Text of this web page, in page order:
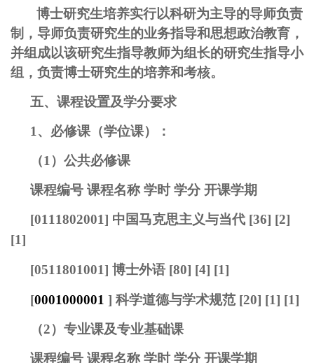
博士研究生培养实行以科研为主导的导师负责
制，导师负责研究生的业务指导和思想政治教育，
并组成以该研究生指导教师为组长的研究生指导小
组，负责博士研究生的培养和考核。
五、课程设置及学分要求
1、必修课（学位课）：
（1）公共必修课
课程编号 课程名称 学时 学分 开课学期
[0111802001] 中国马克思主义与当代 [36] [2]
[1]
[0511801001] 博士外语 [80] [4] [1]
[0001000001 ] 科学道德与学术规范 [20] [1] [1]
（2）专业课及专业基础课
课程编号 课程名称 学时 学分 开课学期